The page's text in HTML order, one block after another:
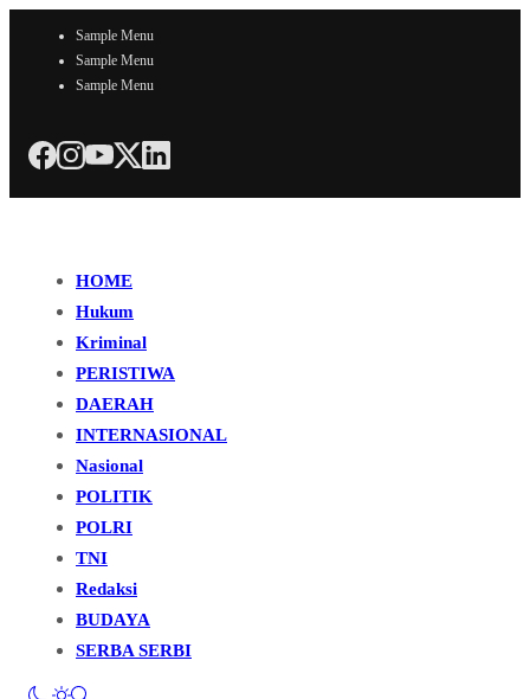
Sample Menu
Sample Menu
Sample Menu
HOME
Hukum
Kriminal
PERISTIWA
DAERAH
INTERNASIONAL
Nasional
POLITIK
POLRI
TNI
Redaksi
BUDAYA
SERBA SERBI